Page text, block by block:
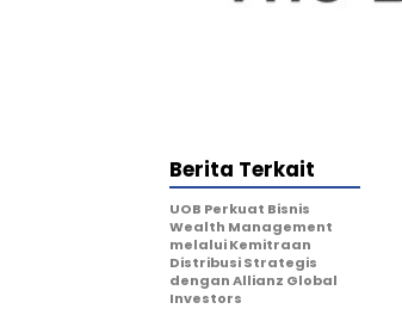
Berita Terkait
UOB Perkuat Bisnis
Wealth Management
melalui Kemitraan
Distribusi Strategis
dengan Allianz Global
Investors